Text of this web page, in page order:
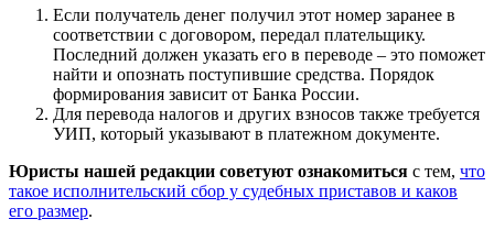
Если получатель денег получил этот номер заранее в
соответствии с договором, передал плательщику.
Последний должен указать его в переводе – это поможет
найти и опознать поступившие средства. Порядок
формирования зависит от Банка России.
Для перевода налогов и других взносов также требуется
УИП, который указывают в платежном документе.
Юристы нашей редакции советуют ознакомиться с тем, что
такое исполнительский сбор у судебных приставов и каков
его размер.